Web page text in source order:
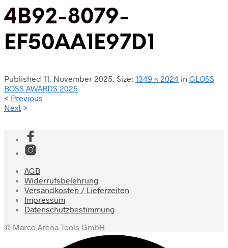
4B92-8079-
EF50AA1E97D1
Published 11. November 2025. Size: 1349 × 2024 in GLOSS
BOSS AWARDS 2025
< Previous
Next >
AGB
Widerrufsbelehrung
Versandkosten / Lieferzeiten
Impressum
Datenschutzbestimmung
© Marco Arena Tools GmbH